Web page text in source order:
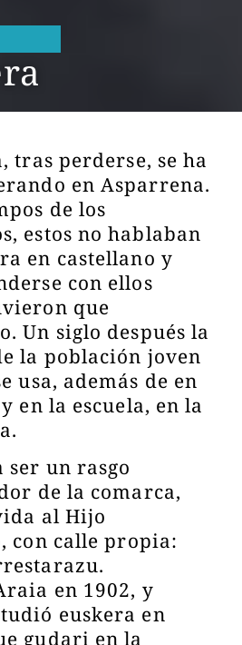
tras perderse, se ha
en Asparrena.
de los
estos no hablaban
en castellano y
con ellos
que
Un siglo después la
la población joven
usa, además de en
en la escuela, en la
ser un rasgo
de la comarca,
al Hijo
con calle propia:
en 1902, y
euskera en
gudari en la